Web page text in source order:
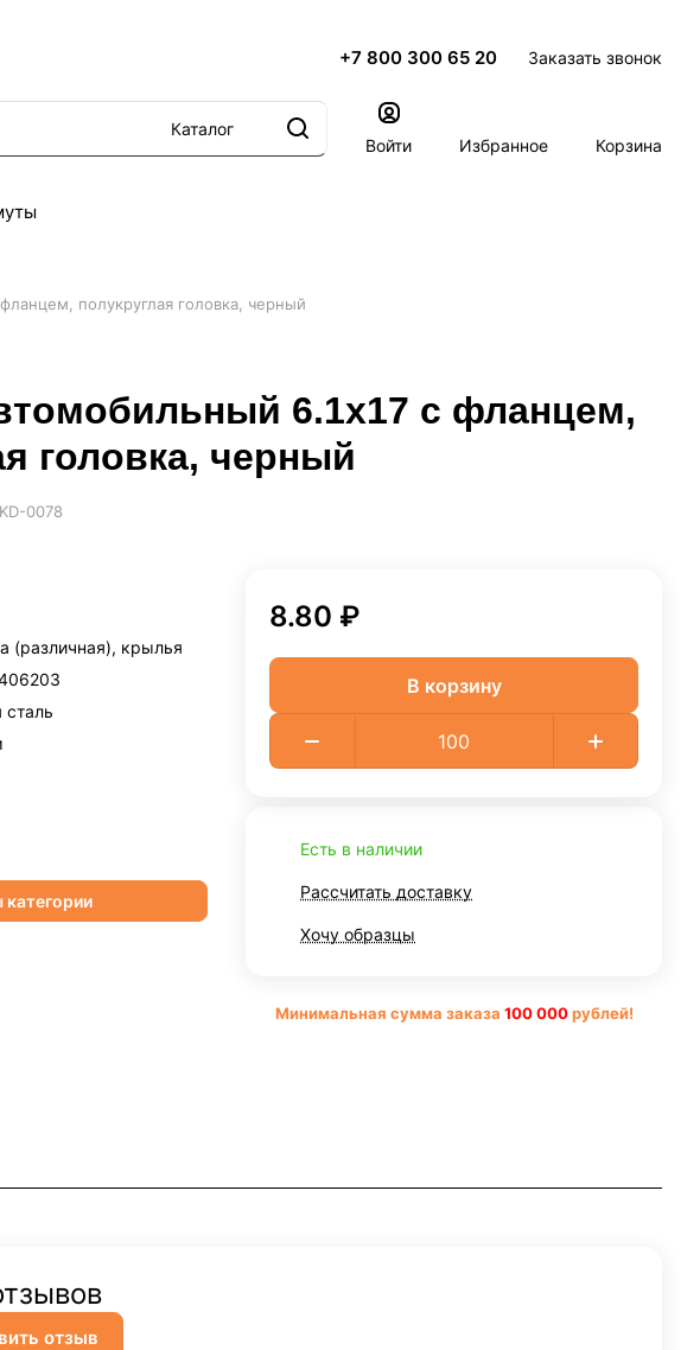
+7 800 300 65 20 Заказать звонок
Каталог
Войти
Избранное Корзина
полукруглая головка, черный
6.1х17 с фланцем,
головка, черный
KD-0078
(различная), крылья
сталь
категории
8.80 ₽
В корзину
Есть в наличии
Рассчитать доставку
Хочу образцы
Минимальная сумма заказа 100 000рублей!
отзыв